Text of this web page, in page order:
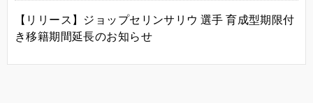
【リリース】ジョップセリンサリウ 選手 育成型期限付
き移籍期間延長のお知らせ